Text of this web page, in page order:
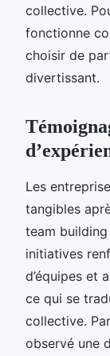
collective.
fonctionne
choisir de
divertissant.
Les
tangibles
team
initiatives
d’équipes et
ce qui se
collective.
observé une